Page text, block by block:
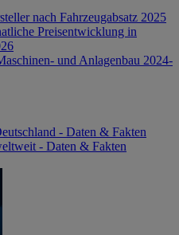
nach Fahrzeugabsatz 2025
Preisentwicklung in
und Anlagenbau 2024-
- Daten & Fakten
- Daten & Fakten